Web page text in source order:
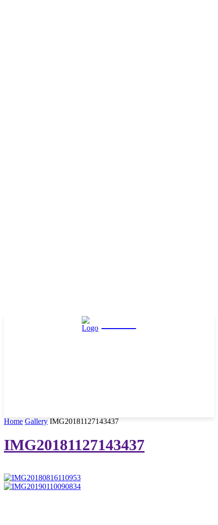
Home Gallery IMG20181127143437
IMG20181127143437